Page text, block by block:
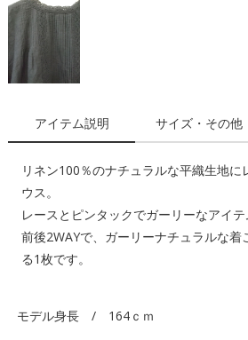
アイテム説明 サイズ・その他
リネン100％のナチュラルな平織生地に
ウス。
レースとピンタックでガーリーなアイテ
前後2WAYで、ガーリーナチュラルな着
る1枚です。
モデル身長 / 164ｃｍ